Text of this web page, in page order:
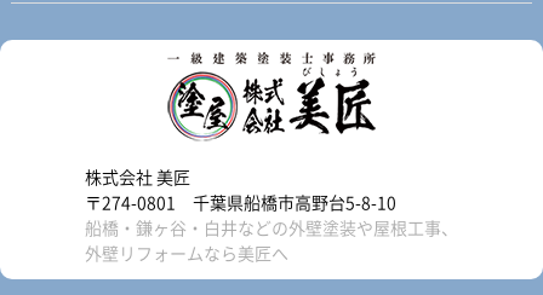
株式会社 美匠
〒274-0801 千葉県船橋市高野台5-8-10
船橋・鎌ヶ谷・白井などの外壁塗装や屋根工事、
外壁リフォームなら美匠へ